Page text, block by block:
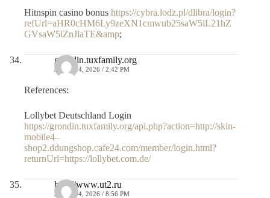
Hitnspin casino bonus https://cybra.lodz.pl/dlibra/login?
refUrl=aHR0cHM6Ly9zeXN1cmwub25saW5lL21hZ
GVsaW5lZnJlaTE&amp;
grondin.tuxfamily.org
JULIO 14, 2026 / 2:42 PM
References:
Lollybet Deutschland Login
https://grondin.tuxfamily.org/api.php?action=http://skin-
mobile4–
shop2.ddungshop.cafe24.com/member/login.html?
returnUrl=https://lollybet.com.de/
http://www.ut2.ru
JULIO 14, 2026 / 8:56 PM